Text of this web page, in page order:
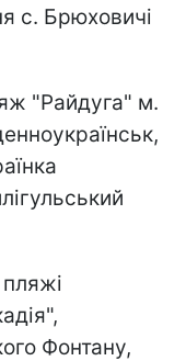
с. Брюховичі
"Райдуга" м.
Фонтану,